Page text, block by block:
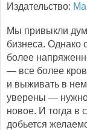
Издательство:
Мы привыкли
бизнеса. Однако
более
— все более
и выживать в
уверены — нужно
новое. И тогда в
добьется